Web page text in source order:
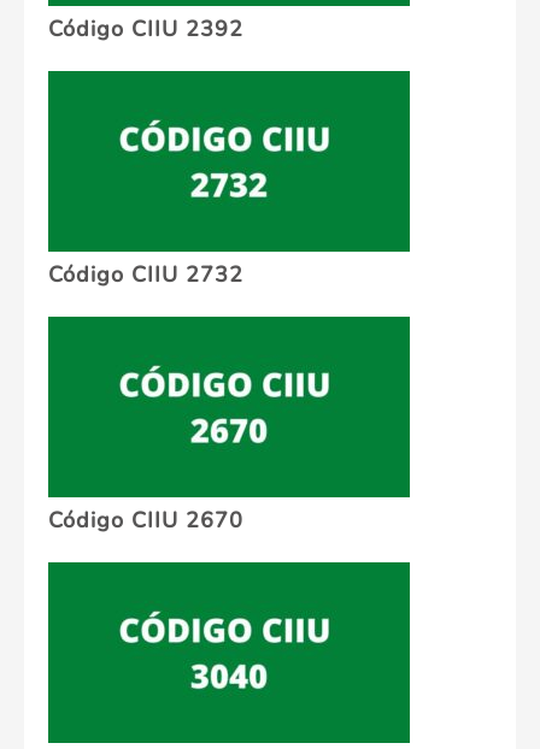
Código CIIU 2392
Código CIIU 2732
Código CIIU 2670